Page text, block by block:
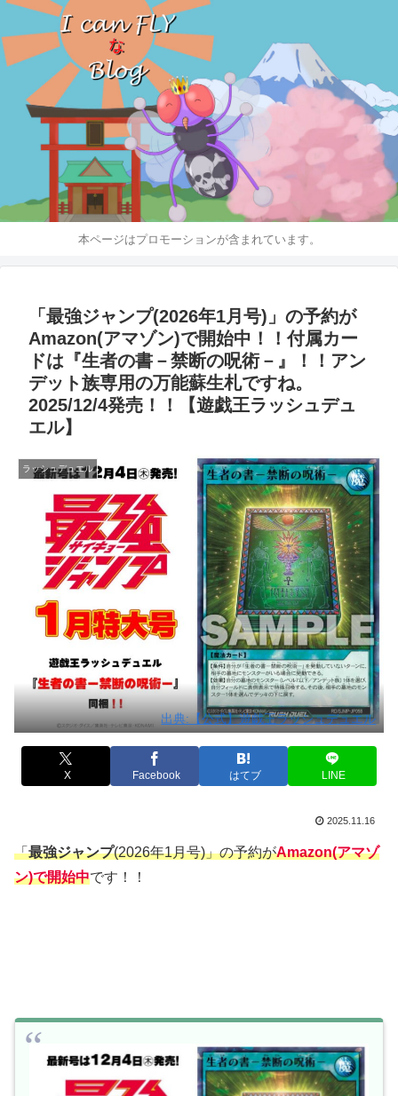
本ページはプロモーションが含まれています。
「最強ジャンプ(2026年1月号)」の予約が
Amazon(アマゾン)で開始中！！付属カー
ドは『生者の書－禁断の呪術－』！！アン
デット族専用の万能蘇生札ですね。
2025/12/4発売！！【遊戯王ラッシュデュ
エル】
ラッシュデュエル
出典:【公式】遊戯王ラッシュデュエル
X Facebook はてブ LINE
2025.11.16
「最強ジャンプ(2026年1月号)」の予約がAmazon(アマゾ
ン)で開始中です！！